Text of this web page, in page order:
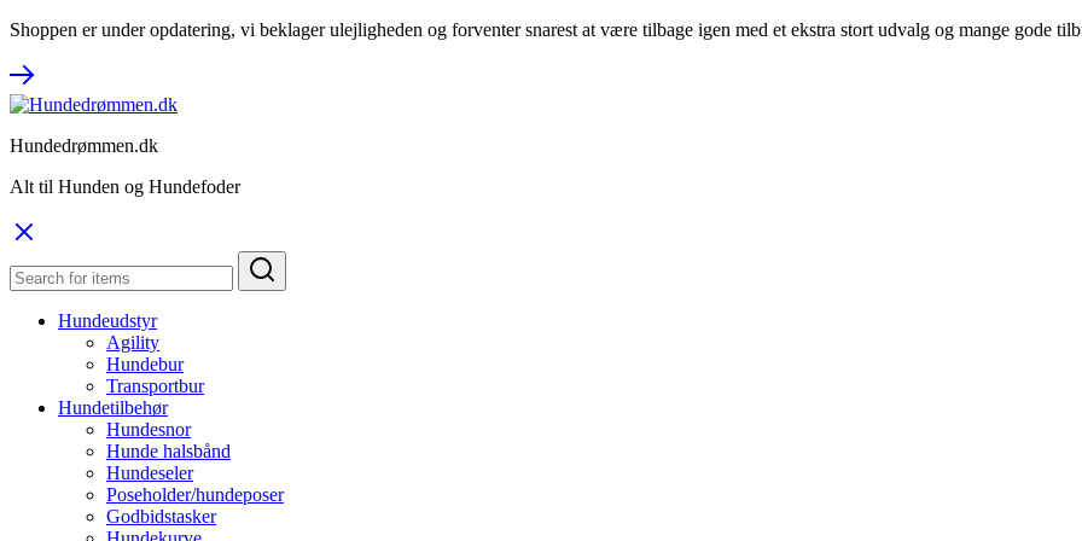
Shoppen er under opdatering, vi beklager ulejligheden og forventer snarest at være tilbage igen med et ekstra stort udvalg og mange gode
Hundedrømmen.dk
Alt til Hunden og Hundefoder
Hundeudstyr
Agility
Hundebur
Transportbur
Hundetilbehør
Hundesnor
Hunde halsbånd
Hundeseler
Poseholder/hundeposer
Godbidstasker